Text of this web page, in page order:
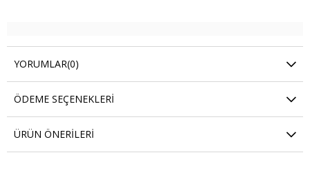
YORUMLAR(0)
ÖDEME SEÇENEKLERI
ÜRÜN ÖNERILERI